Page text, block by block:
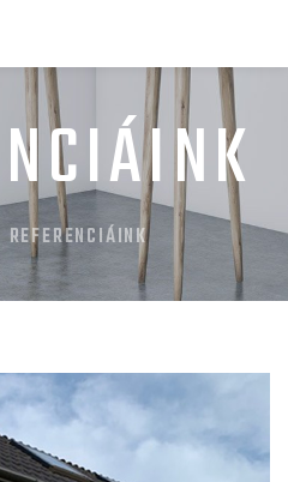
REFERENCIÁINK